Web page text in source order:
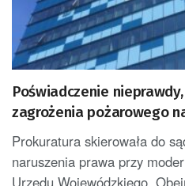
Poświadczenie
zagrożenia pożarowego
oskarżenia
Prokuratura skierowała do
naruszenia prawa przy
Urzędu Wojewódzkiego.